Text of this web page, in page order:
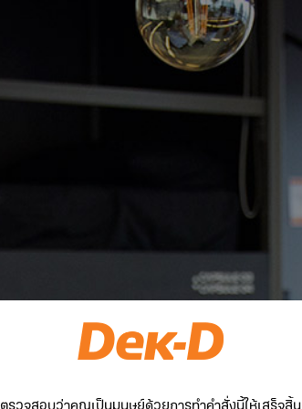
ตรวจสอบว่าคุณเป็นมนุษย์ด้วยการทำคำสั่งนี้ให้เสร็จสิ้น